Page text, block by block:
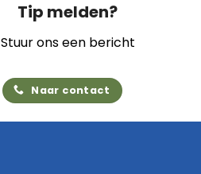
Tip melden?
Stuur ons een bericht
Naar contact